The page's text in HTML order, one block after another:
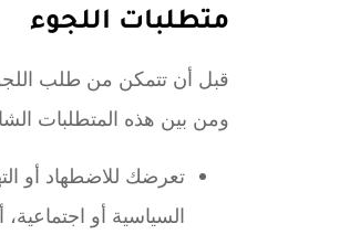
متطلبات اللجوء
قبل أن تتمكن من طلب
ومن بين هذه المتطلبات
تعرضك للاضطهاد أو
السياسية أو